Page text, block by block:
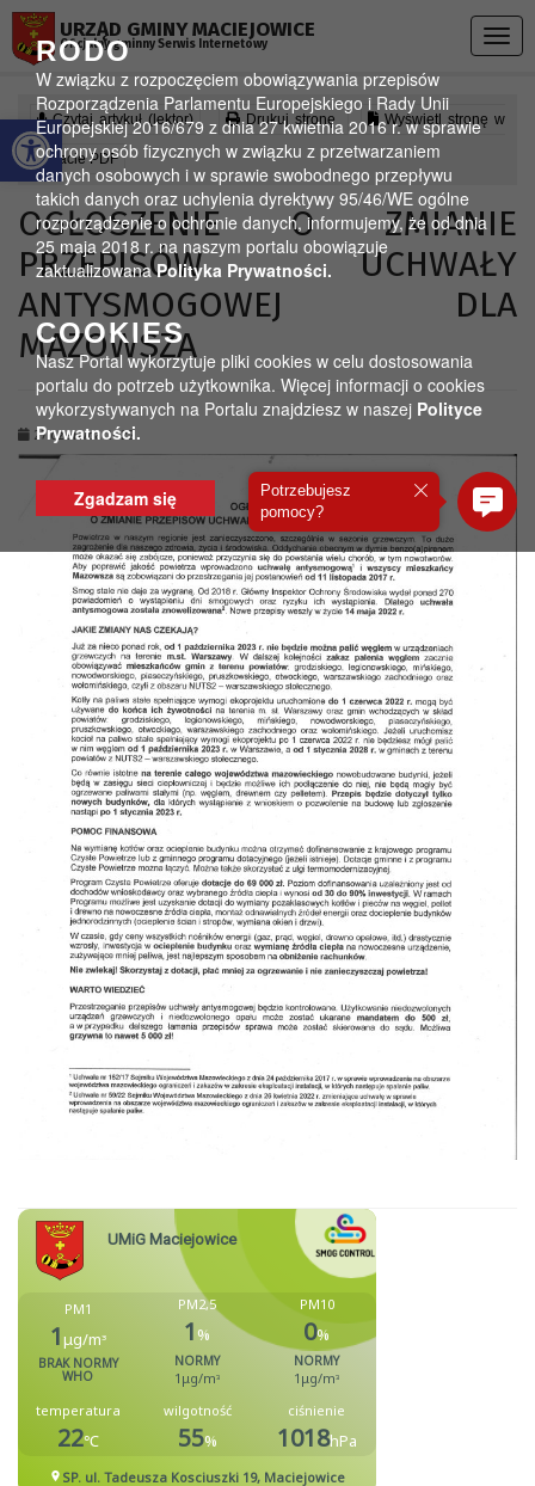
Otwórz pasek narzędzi
RODO
W związku z rozpoczęciem obowiązywania przepisów
Rozporządzenia Parlamentu Europejskiego i Rady Unii
Europejskiej 2016/679 z dnia 27 kwietnia 2016 r. w sprawie
ochrony osób fizycznych w związku z przetwarzaniem
danych osobowych i w sprawie swobodnego przepływu
takich danych oraz uchylenia dyrektywy 95/46/WE ogólne
rozporządzenie o ochronie danych, informujemy, że od dnia
25 maja 2018 r. na naszym portalu obowiązuje
zaktualizowanaPolityka Prywatności.
COOKIES
Nasz Portal wykorzytuje pliki cookies w celu dostosowania
portalu do potrzeb użytkownika. Więcej informacji o cookies
wykorzystywanych na Portalu znajdziesz w naszej Polityce
Prywatności.
Zgadzam się
URZĄD GMINY MACIEJOWICE
Oficjalny gminny Serwis Internetowy
Czytaj artykuł (lektor) Drukuj stronę Wyświetl stronę w
formacie PDF
OGŁOSZENIE O ZMIANIE
PRZEPISÓW UCHWAŁY
ANTYSMOGOWEJ DLA
MAZOWSZA
27 czerwca 2022
Potrzebujesz
pomocy?